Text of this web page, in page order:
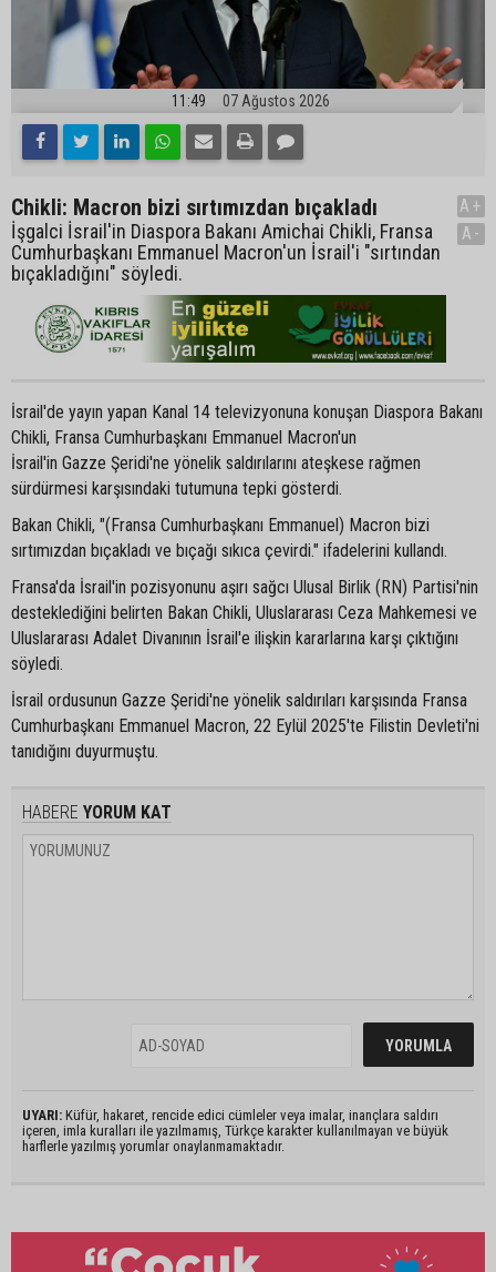
11:49 07 Ağustos 2026
Chikli: Macron bizi sırtımızdan bıçakladı
İşgalci İsrail'in Diaspora Bakanı Amichai Chikli, Fransa
Cumhurbaşkanı Emmanuel Macron'un İsrail'i "sırtından
bıçakladığını" söyledi.
A+
A-
İsrail'de yayın yapan Kanal 14 televizyonuna konuşan Diaspora Bakanı
Chikli, Fransa Cumhurbaşkanı Emmanuel Macron'un
İsrail'in Gazze Şeridi'ne yönelik saldırılarını ateşkese rağmen
sürdürmesi karşısındaki tutumuna tepki gösterdi.
Bakan Chikli, "(Fransa Cumhurbaşkanı Emmanuel) Macron bizi
sırtımızdan bıçakladı ve bıçağı sıkıca çevirdi." ifadelerini kullandı.
Fransa'da İsrail'in pozisyonunu aşırı sağcı Ulusal Birlik (RN) Partisi'nin
desteklediğini belirten Bakan Chikli, Uluslararası Ceza Mahkemesi ve
Uluslararası Adalet Divanının İsrail'e ilişkin kararlarına karşı çıktığını
söyledi.
İsrail ordusunun Gazze Şeridi'ne yönelik saldırıları karşısında Fransa
Cumhurbaşkanı Emmanuel Macron, 22 Eylül 2025'te Filistin Devleti'ni
tanıdığını duyurmuştu.
HABERE YORUM KAT
UYARI: Küfür, hakaret, rencide edici cümleler veya imalar, inançlara saldırı
içeren, imla kuralları ile yazılmamış, Türkçe karakter kullanılmayan ve büyük
harflerle yazılmış yorumlar onaylanmamaktadır.